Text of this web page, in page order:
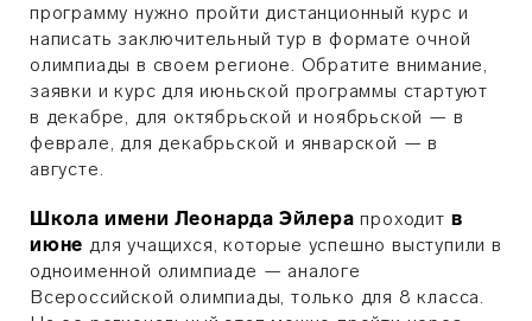
программу нужно пройти дистанционный курс и
написать заключительный тур в формате очной
олимпиады в своем регионе. Обратите внимание,
заявки и курс для июньской программы стартуют
в декабре, для октябрьской и ноябрьской — в
феврале, для декабрьской и январской — в
августе.
Школа имени Леонарда Эйлера проходит в
июне для учащихся, которые успешно выступили в
одноименной олимпиаде — аналоге
Всероссийской олимпиады, только для 8 класса.